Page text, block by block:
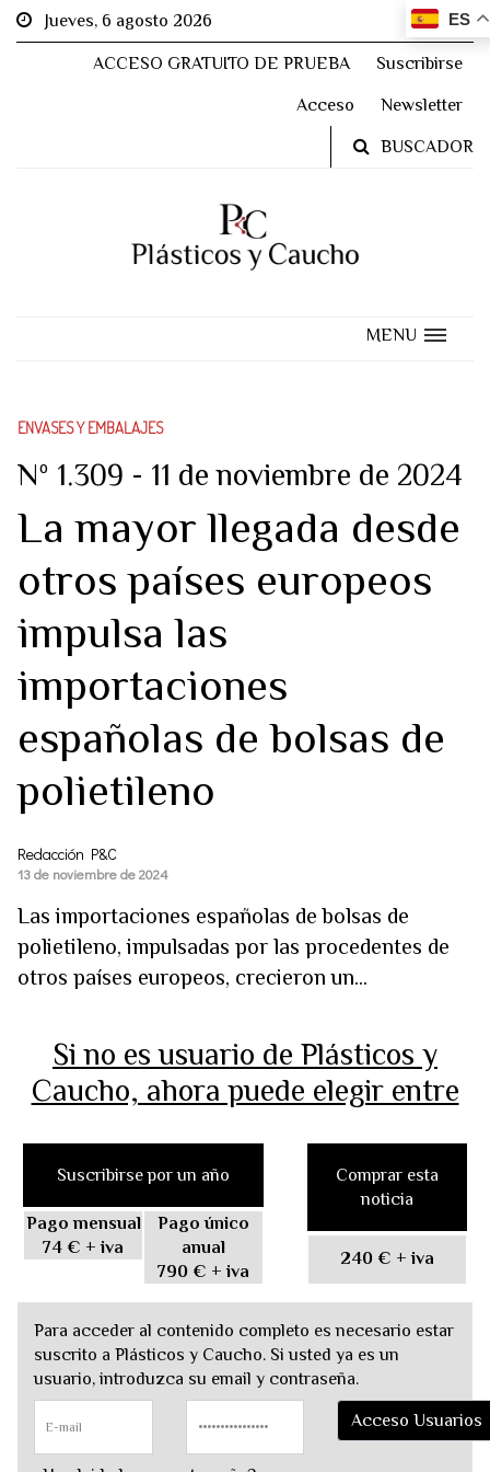
ES
Jueves, 6 agosto 2026
ACCESO GRATUITO DE PRUEBA Suscribirse
Acceso Newsletter
BUSCADOR
MENU
ENVASES Y EMBALAJES
Nº 1.309 - 11 de noviembre de 2024
La mayor llegada desde
otros países europeos
impulsa las
importaciones
españolas de bolsas de
polietileno
Redacción P&C
13 de noviembre de 2024
Las importaciones españolas de bolsas de
polietileno, impulsadas por las procedentes de
otros países europeos, crecieron un...
Si no es usuario de Plásticos y
Caucho, ahora puede elegir entre
Suscribirse por un año
Pago mensual
74 € + iva
Pago único
anual
790 € + iva
Comprar esta
noticia
240 € + iva
Para acceder al contenido completo es necesario estar
suscrito a Plásticos y Caucho. Si usted ya es un
usuario, introduzca su email y contraseña.